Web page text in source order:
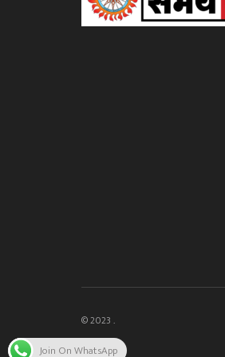
© 2023 .
Join On WhatsApp